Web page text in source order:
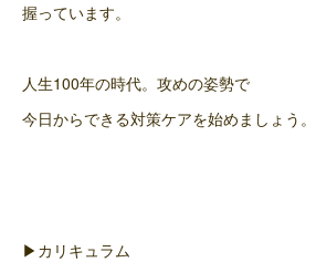
握っています。
人生100年の時代。攻めの姿勢で
今日からできる対策ケアを始めましょう。
▶カリキュラム